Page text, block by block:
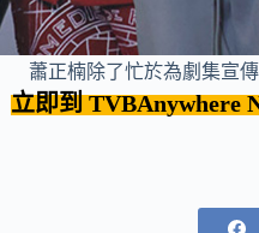
蕭正楠除了忙於為劇集宣
立即到 TVBAnywhere